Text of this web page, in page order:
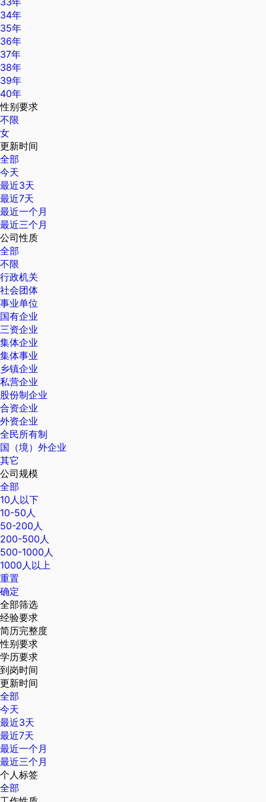
34年
35年
36年
37年
38年
39年
40年
性别要求
不限
女
更新时间
全部
今天
最近3天
最近7天
最近一个月
最近三个月
公司性质
全部
不限
行政机关
社会团体
事业单位
国有企业
三资企业
集体企业
集体事业
乡镇企业
私营企业
股份制企业
合资企业
外资企业
全民所有制
国（境）外企业
其它
公司规模
全部
10人以下
10-50人
50-200人
200-500人
500-1000人
1000人以上
重置
确定
全部筛选
经验要求
简历完整度
性别要求
学历要求
到岗时间
更新时间
全部
今天
最近3天
最近7天
最近一个月
最近三个月
个人标签
全部